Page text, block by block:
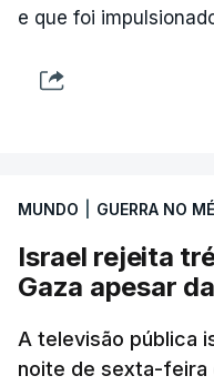
e que foi
MUNDO GUERRA NO
Israel rejeita
Gaza apesar
A televisão pública
noite de sexta-feira